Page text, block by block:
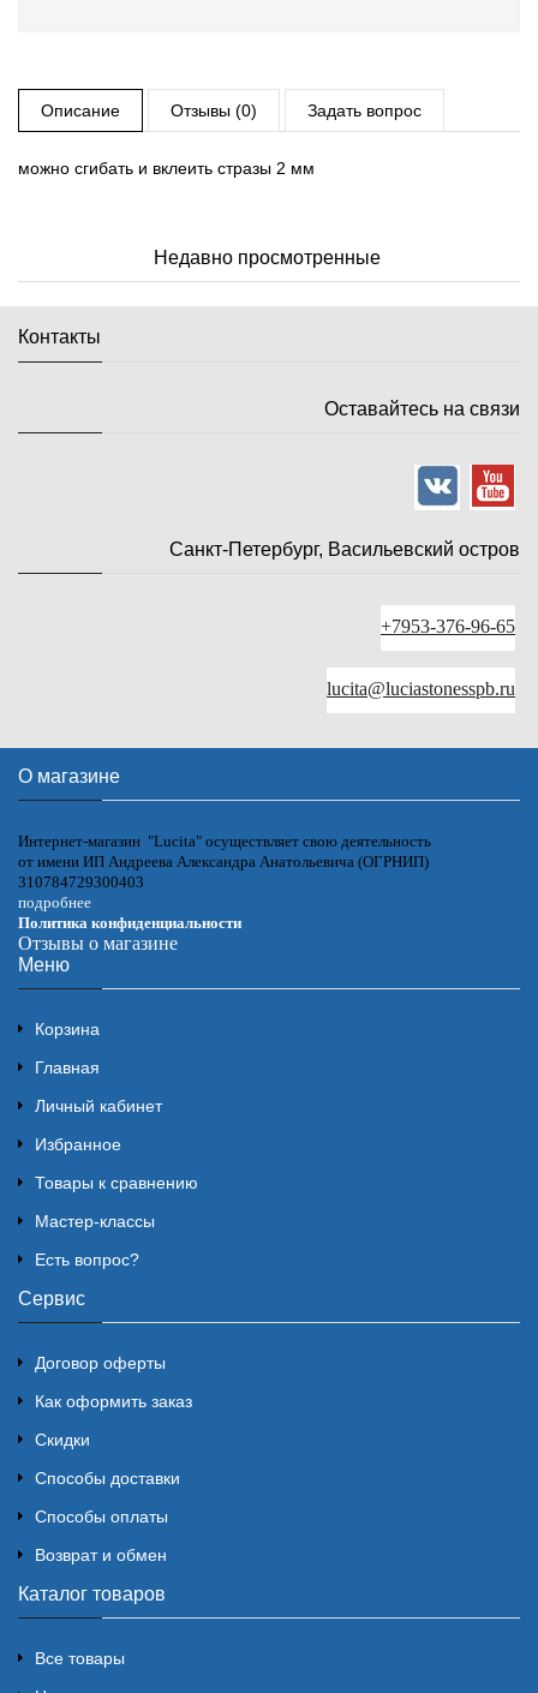
Описание Отзывы (0) Задать вопрос
можно сгибать и вклеить стразы 2 мм
Недавно просмотренные
Контакты
Оставайтесь на связи
Санкт-Петербург, Васильевский остров
+7953-376-96-65
lucita@luciastonesspb.ru
О магазине
Интернет-магазин "Lucita" осуществляет свою деятельность
от имени ИП Андреева Александра Анатольевича (ОГРНИП)
310784729300403
подробнее
Политика конфиденциальности
Отзывы о магазине
Меню
Корзина
Главная
Личный кабинет
Избранное
Товары к сравнению
Мастер-классы
Есть вопрос?
Сервис
Договор оферты
Как оформить заказ
Скидки
Способы доставки
Способы оплаты
Возврат и обмен
Каталог товаров
Все товары